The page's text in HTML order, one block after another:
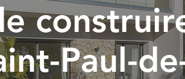
Paul-